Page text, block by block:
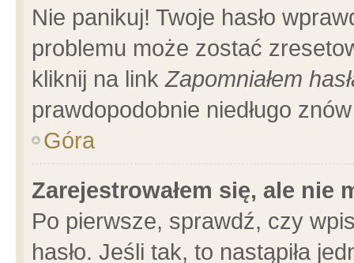
Nie panikuj! Twoje hasło
problemu może zostać
kliknij na linkZapomniałem
prawdopodobnie niedługo
Góra
Zarejestrowałem się, ale nie
Po pierwsze, sprawdź, czy
hasło. Jeśli tak, to nastąpiła